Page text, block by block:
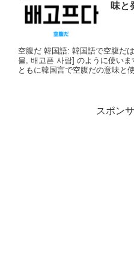
味と
空腹だ 韓国語: 韓国語で空腹だ
물, 배고픈 사람] のように使い
ともに韓国言で空腹だの意味と
スポン